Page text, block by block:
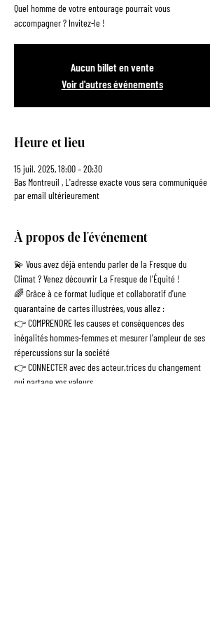
Quel homme de votre entourage pourrait vous
Aucun billet en vente
Voir d'autres événements
Heure et lieu
15 juil. 2025, 18:00 – 20:30
Bas Montreuil , L'adresse exacte vous sera communiquée
par email ultérieurement
À propos de l'événement
💫 Vous avez déjà entendu parler de la Fresque du
Climat ? Venez découvrir La Fresque de l'Équité !
🌈 Grâce à ce format ludique et collaboratif d'une
quarantaine de cartes illustrées, vous allez :
👉 COMPRENDRE les causes et conséquences des
inégalités hommes-femmes et mesurer l'ampleur de ses
répercussions sur la société
👉 CONNECTER avec des acteur.trices du changement
qui partage vos valeurs